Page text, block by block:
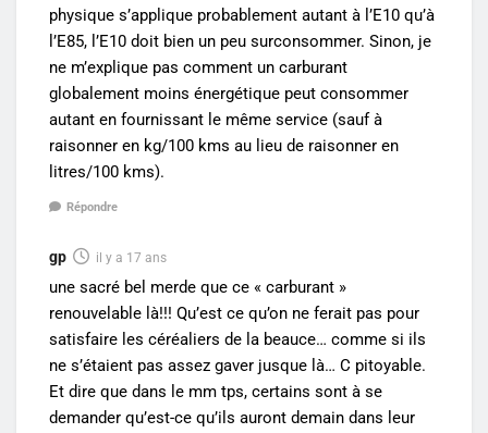
physique s’applique probablement autant à l’E10 qu’à
l’E85, l’E10 doit bien un peu surconsommer. Sinon, je
ne m’explique pas comment un carburant
globalement moins énergétique peut consommer
autant en fournissant le même service (sauf à
raisonner en kg/100 kms au lieu de raisonner en
litres/100 kms).
Répondre
gp il y a 17 ans
une sacré bel merde que ce « carburant »
renouvelable là!!! Qu’est ce qu’on ne ferait pas pour
satisfaire les céréaliers de la beauce… comme si ils
ne s’étaient pas assez gaver jusque là… C pitoyable.
Et dire que dans le mm tps, certains sont à se
demander qu’est-ce qu’ils auront demain dans leur